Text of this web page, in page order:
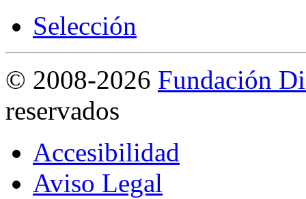
Selección
© 2008-2026 Fundación
reservados
Accesibilidad
Aviso Legal